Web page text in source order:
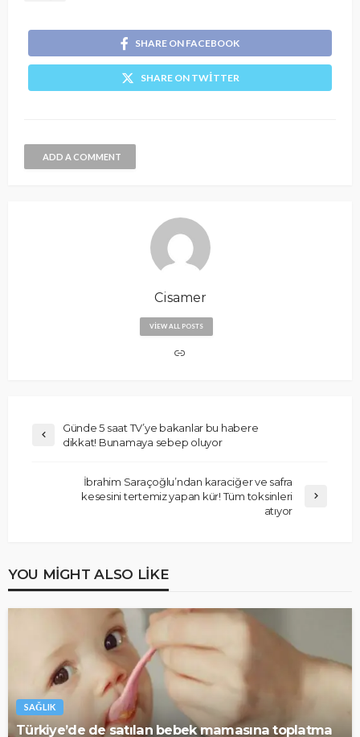
SHARE ON FACEBOOK
SHARE ON TWITTER
ADD A COMMENT
Cisamer
VIEW ALL POSTS
Günde 5 saat TV’ye bakanlar bu habere
dikkat! Bunamaya sebep oluyor
İbrahim Saraçoğlu’ndan karaciğer ve safra
kesesini tertemiz yapan kür! Tüm toksinleri
atıyor
YOU MIGHT ALSO LIKE
SAĞLIK
Türkiye’de de satılan bebek mamasına toplatma